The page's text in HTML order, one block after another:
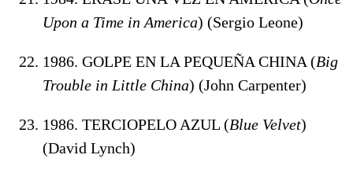
Upon a Time in America) (Sergio Leone)
1986. GOLPE EN LA PEQUEÑA CHINA (Big
Trouble in Little China) (John Carpenter)
1986. TERCIOPELO AZUL (Blue Velvet)
(David Lynch)